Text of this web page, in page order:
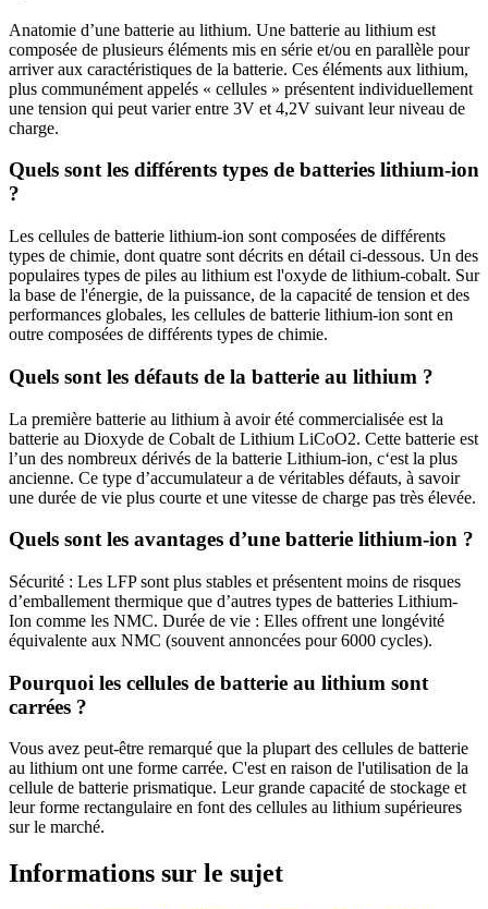
Anatomie d’une batterie au lithium. Une batterie au lithium est
composée de plusieurs éléments mis en série et/ou en parallèle pour
arriver aux caractéristiques de la batterie. Ces éléments aux lithium,
plus communément appelés « cellules » présentent individuellement
une tension qui peut varier entre 3V et 4,2V suivant leur niveau de
charge.
Quels sont les différents types de batteries lithium-ion
?
Les cellules de batterie lithium-ion sont composées de différents
types de chimie, dont quatre sont décrits en détail ci-dessous. Un des
populaires types de piles au lithium est l'oxyde de lithium-cobalt. Sur
la base de l'énergie, de la puissance, de la capacité de tension et des
performances globales, les cellules de batterie lithium-ion sont en
outre composées de différents types de chimie.
Quels sont les défauts de la batterie au lithium ?
La première batterie au lithium à avoir été commercialisée est la
batterie au Dioxyde de Cobalt de Lithium LiCoO2. Cette batterie est
l’un des nombreux dérivés de la batterie Lithium-ion, c‘est la plus
ancienne. Ce type d’accumulateur a de véritables défauts, à savoir
une durée de vie plus courte et une vitesse de charge pas très élevée.
Quels sont les avantages d’une batterie lithium-ion ?
Sécurité : Les LFP sont plus stables et présentent moins de risques
d’emballement thermique que d’autres types de batteries Lithium-
Ion comme les NMC. Durée de vie : Elles offrent une longévité
équivalente aux NMC (souvent annoncées pour 6000 cycles).
Pourquoi les cellules de batterie au lithium sont
carrées ?
Vous avez peut-être remarqué que la plupart des cellules de batterie
au lithium ont une forme carrée. C'est en raison de l'utilisation de la
cellule de batterie prismatique. Leur grande capacité de stockage et
leur forme rectangulaire en font des cellules au lithium supérieures
sur le marché.
Informations sur le sujet